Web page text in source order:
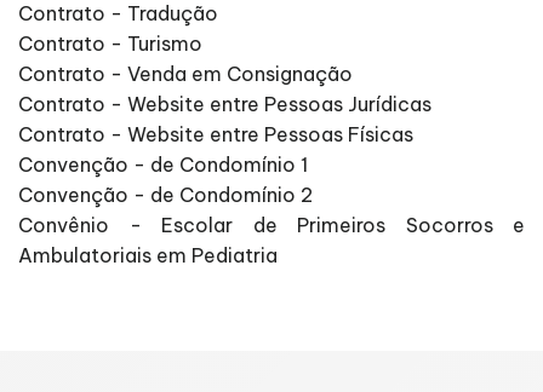
Contrato - Tradução
Contrato - Turismo
Contrato - Venda em Consignação
Contrato - Website entre Pessoas Jurídicas
Contrato - Website entre Pessoas Físicas
Convenção - de Condomínio 1
Convenção - de Condomínio 2
Convênio - Escolar de Primeiros Socorros e
Ambulatoriais em Pediatria